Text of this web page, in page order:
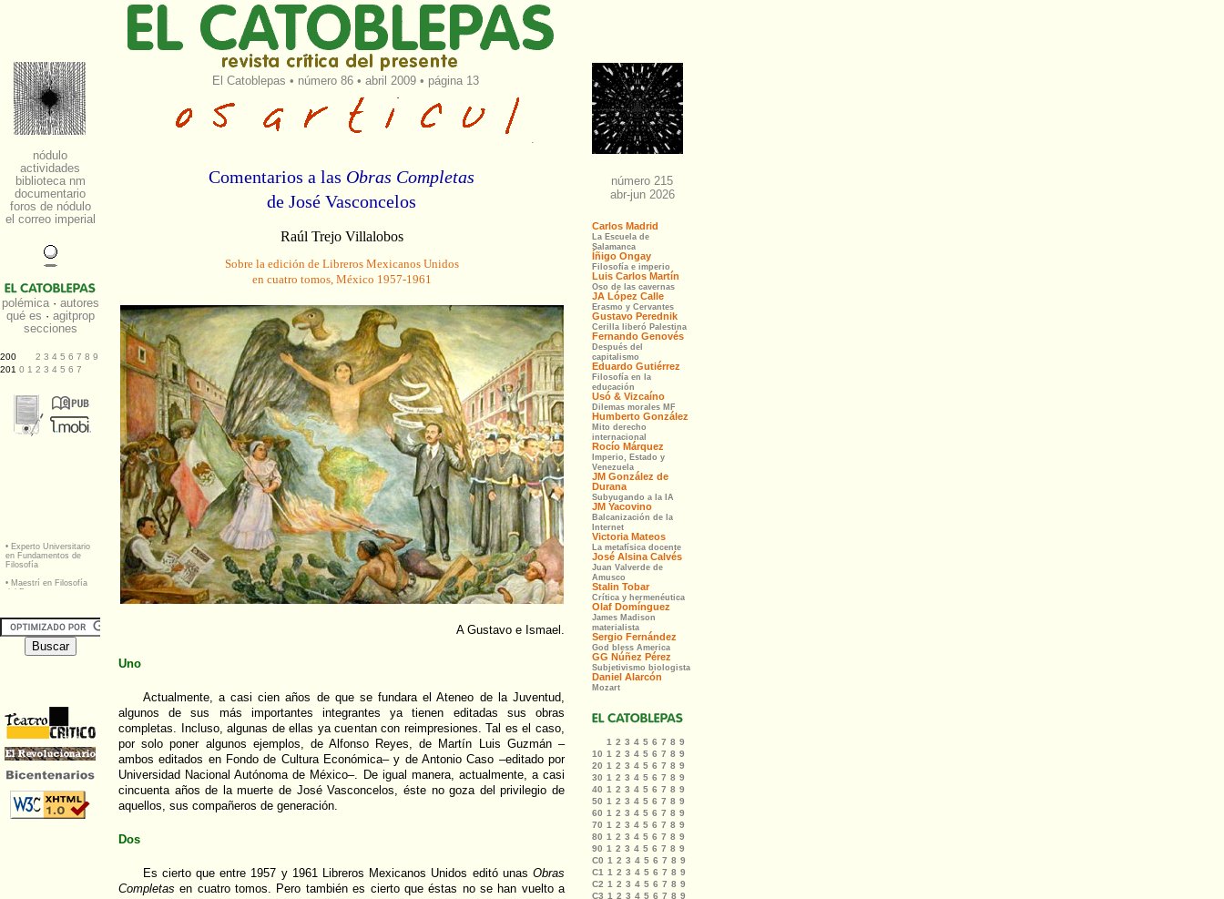
El Catoblepas • número 86• abril 2009 • página 13
.
Comentarios a las Obras Completas
de José Vasconcelos
Raúl Trejo Villalobos
Sobre la edición de Libreros Mexicanos Unidos
en cuatro tomos, México 1957-1961
A Gustavo e Ismael.
Uno
Actualmente, a casi cien años de que se fundara el Ateneo de la Juventud,
algunos de sus más importantes integrantes ya tienen editadas sus obras
completas. Incluso, algunas de ellas ya cuentan con reimpresiones. Tal es el caso,
por solo poner algunos ejemplos, de Alfonso Reyes, de Martín Luis Guzmán –
ambos editados en Fondo de Cultura Económica– y de Antonio Caso –editado por
Universidad Nacional Autónoma de México–. De igual manera, actualmente, a casi
cincuenta años de la muerte de José Vasconcelos, éste no goza del privilegio de
aquellos, sus compañeros de generación.
Dos
Es cierto que entre 1957 y 1961 Libreros Mexicanos Unidos editó unas Obras
Completas en cuatro tomos. Pero también es cierto que éstas no se han vuelto a